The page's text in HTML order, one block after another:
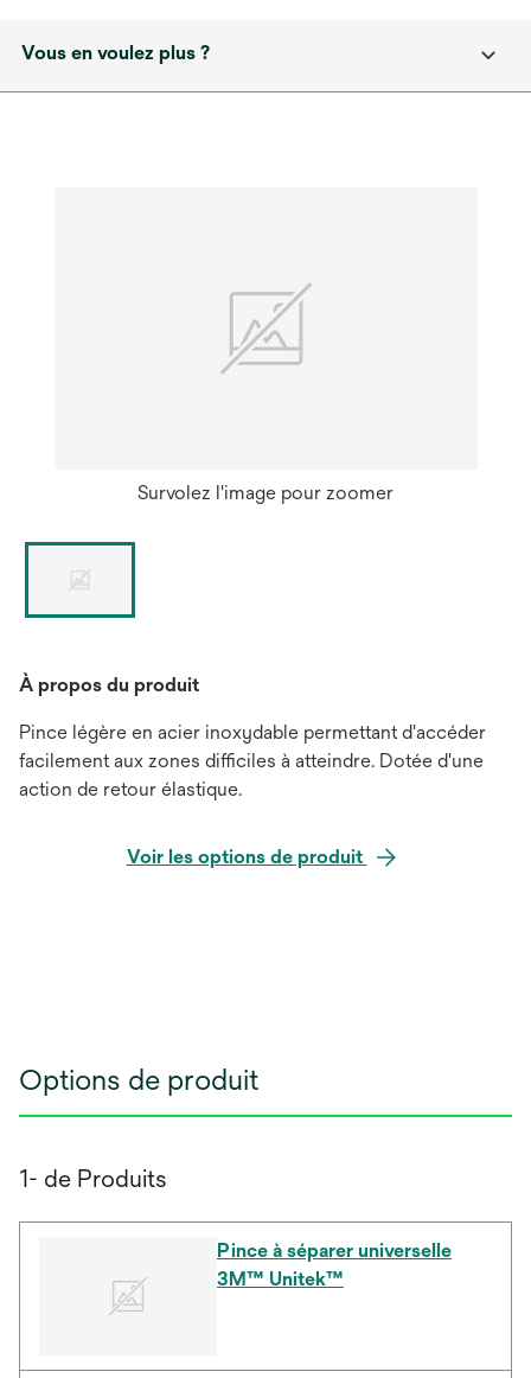
Vous en voulez plus ?
Survolez l'image pour zoomer
À propos du produit
Pince légère en acier inoxydable permettant d'accéder
facilement aux zones difficiles à atteindre. Dotée d'une
action de retour élastique.
Voir les options de produit
Options de produit
1- de Produits
Pince à séparer universelle
3M™ Unitek™